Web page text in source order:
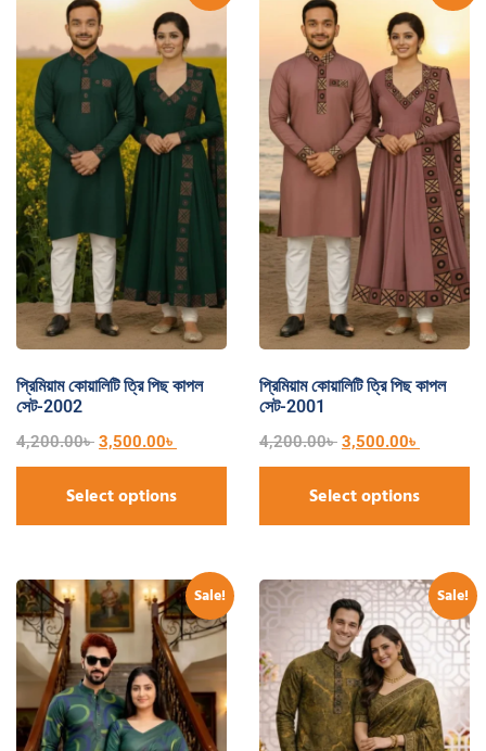
প্রিমিয়াম কোয়ালিটি ত্রি পিছ কাপল
সেট-2002
4,200.00৳ 3,500.00৳
Select options
প্রিমিয়াম কোয়ালিটি ত্রি পিছ কাপল
সেট-2001
4,200.00৳ 3,500.00৳
Select options
Sale! Sale!